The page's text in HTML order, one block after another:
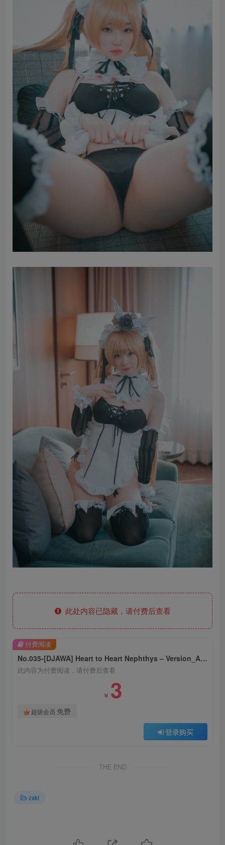
此处内容已隐藏，请付费后查看
No.035-[DJAWA] Heart to Heart Nephthys – Version_A [51P]
此内容为付费阅读，请付费后查看
￥ 3
超级会员 免费
登录购买
付费阅读
THE END
zxkt